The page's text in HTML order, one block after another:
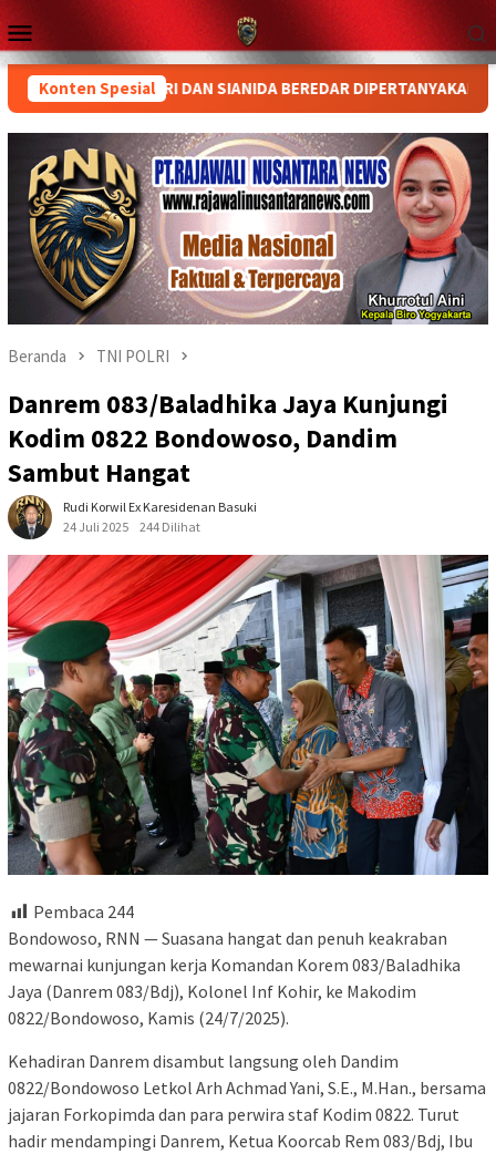
Loncat
ke
konten
Menu
Mobile
Konten Spesial
MERKURI DAN SIANIDA BEREDAR DIPERTANYAKAN
Beranda TNI POLRI
Danrem 083/Baladhika Jaya Kunjungi
Kodim 0822 Bondowoso, Dandim
Sambut Hangat
Rudi Korwil Ex Karesidenan Basuki
24 Juli 2025
244 Dilihat
Pembaca 244
Bondowoso, RNN — Suasana hangat dan penuh keakraban
mewarnai kunjungan kerja Komandan Korem 083/Baladhika
Jaya (Danrem 083/Bdj), Kolonel Inf Kohir, ke Makodim
0822/Bondowoso, Kamis (24/7/2025).
Kehadiran Danrem disambut langsung oleh Dandim
0822/Bondowoso Letkol Arh Achmad Yani, S.E., M.Han., bersama
jajaran Forkopimda dan para perwira staf Kodim 0822. Turut
hadir mendampingi Danrem, Ketua Koorcab Rem 083/Bdj, Ibu